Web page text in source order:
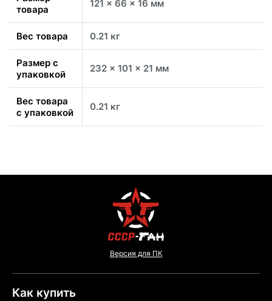
товара
121 x 66 x 16 мм
Вес товара 0.21 кг
Размер с
упаковкой
232 x 101 x 21 мм
Вес товара
с упаковкой
0.21 кг
Версия для ПК
Как купить